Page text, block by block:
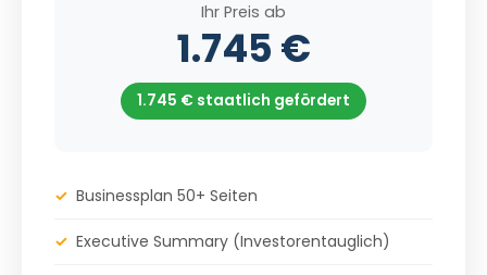
Ihr Preis ab
1.745 €
1.745 € staatlich gefördert
✓ Businessplan 50+ Seiten
✓ Executive Summary (Investorentauglich)